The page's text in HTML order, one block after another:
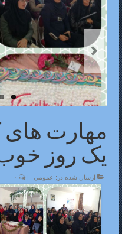
کارآفرینی
مهارت
یک روز
ارسال شده در: عمومی |